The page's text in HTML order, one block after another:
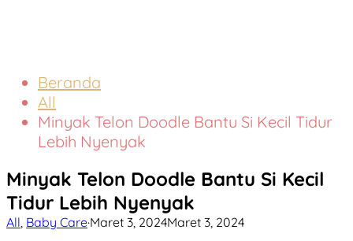
Beranda
All
Minyak Telon Doodle Bantu Si Kecil Tidur
Lebih Nyenyak
Minyak Telon Doodle Bantu Si Kecil
Tidur Lebih Nyenyak
All Baby Care·Maret 3, 2024Maret 3, 2024